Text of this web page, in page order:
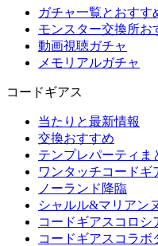
ガチャ一覧とおすす
モンスター交換所お
動画視聴ガチャ
メモリアルガチャ
コードギアス
当たりと最新情報
交換おすすめ
テンプレパーティま
ワンタッチコードギ
ノーランド降臨
シャルル&マリアン
コードギアスコロシ
コードギアスコラボ